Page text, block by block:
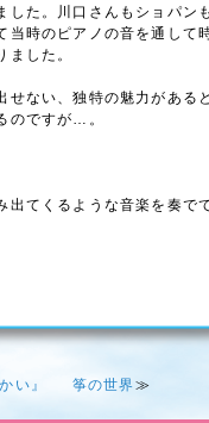
した。川口さんもショパン
当時のピアノの音を通して
した。
せない、独特の魅力がある
のですが…。
出てくるような音楽を奏で
い』 筝の世界≫